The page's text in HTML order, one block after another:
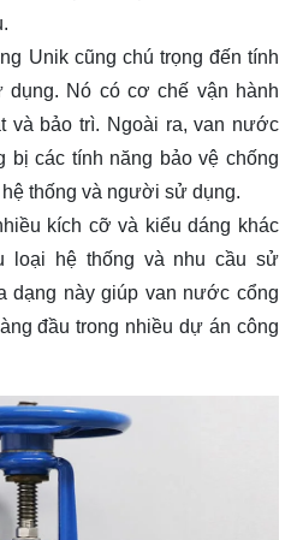
Unik cũng chú trọng đến tính
Nó có cơ chế vận hành
và bảo trì. Ngoài ra, van nước
bị các tính năng bảo vệ chống
thống và người sử dụng.
kích cỡ và kiểu dáng khác
loại hệ thống và nhu cầu sử
dạng này giúp van nước cổng
đầu trong nhiều dự án công